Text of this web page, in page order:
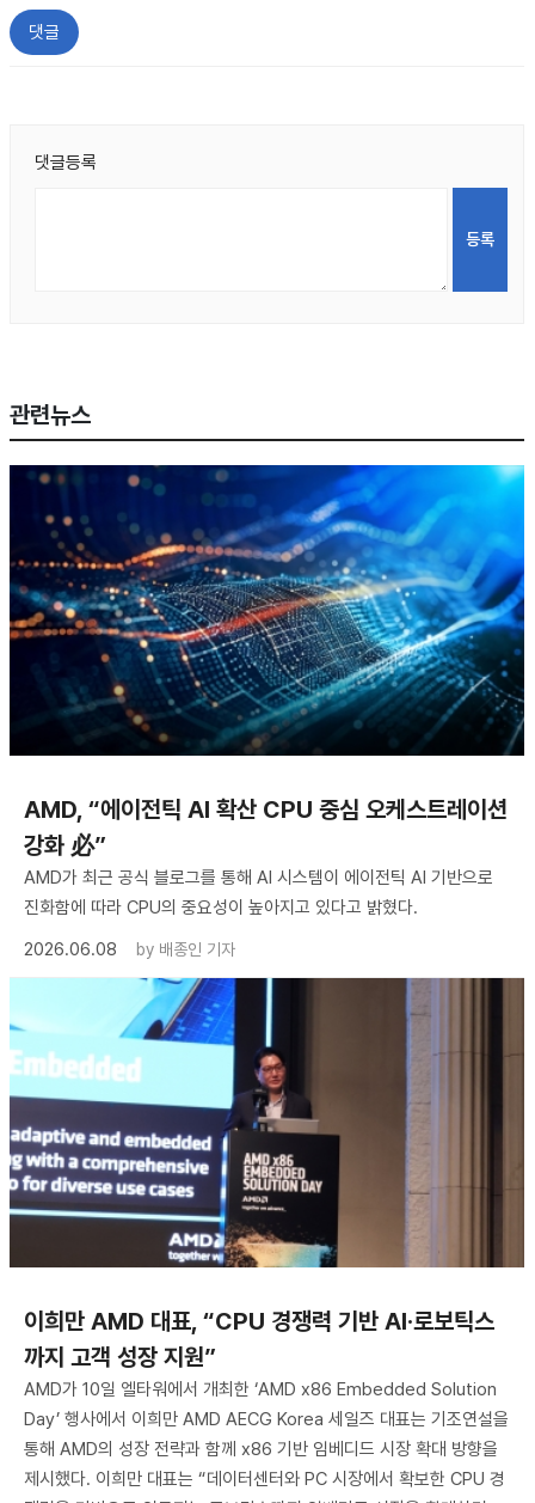
댓글
댓글등록
관련뉴스
AMD, “에이전틱 AI 확산 CPU 중심 오케스트레이션
강화 必”
AMD가 최근 공식 블로그를 통해 AI 시스템이 에이전틱 AI 기반으로
진화함에 따라 CPU의 중요성이 높아지고 있다고 밝혔다.
2026.06.08
by 배종인 기자
이희만 AMD 대표, “CPU 경쟁력 기반 AI·로보틱스
까지 고객 성장 지원”
AMD가 10일 엘타워에서 개최한 ‘AMD x86 Embedded Solution
Day’ 행사에서 이희만 AMD AECG Korea 세일즈 대표는 기조연설을
통해 AMD의 성장 전략과 함께 x86 기반 임베디드 시장 확대 방향을
제시했다. 이희만 대표는 “데이터센터와 PC 시장에서 확보한 CPU 경